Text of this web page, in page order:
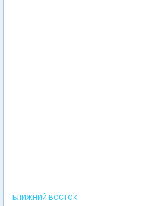
БЛИЖНИЙ ВОСТОК